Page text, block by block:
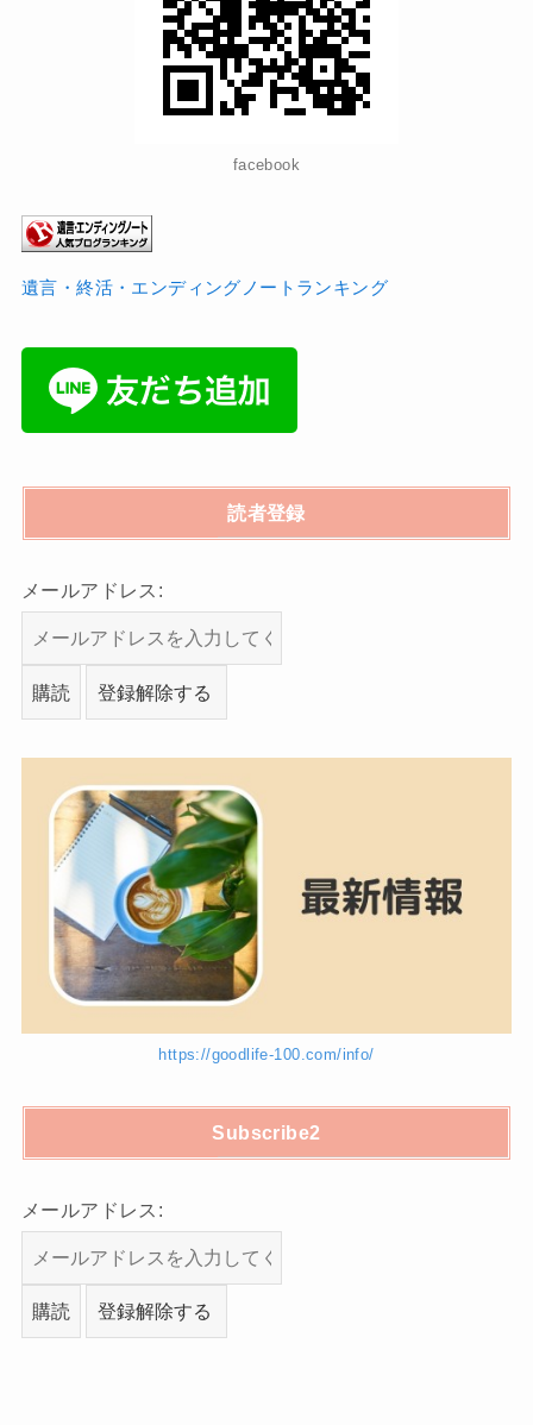
facebook
遺言・終活・エンディングノートランキング
読者登録
メールアドレス:
https://goodlife-100.com/info/
Subscribe2
メールアドレス: